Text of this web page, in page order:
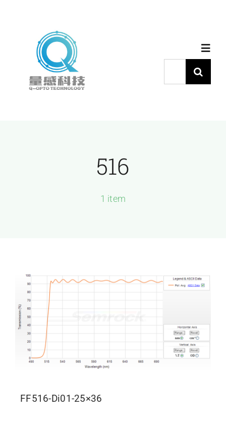
关于量感
联系我们
索：
516
1 item
FF516-Di01-25×36